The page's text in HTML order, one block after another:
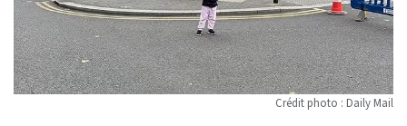
Crédit photo : Daily Mail